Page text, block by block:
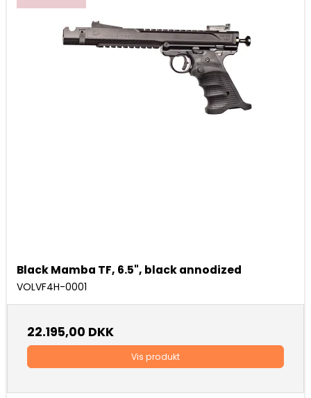
Black Mamba TF, 6.5", black annodized
VOLVF4H-0001
22.195,00 DKK
Vis produkt